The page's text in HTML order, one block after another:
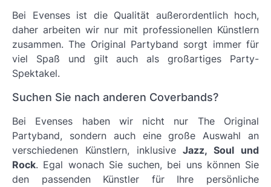
Bei Evenses ist die Qualität außerordentlich hoch,
daher arbeiten wir nur mit professionellen Künstlern
zusammen.The Original Partyband sorgt immer für
viel Spaß und gilt auch als großartiges Party-
Spektakel.
Suchen Sie nach anderen Coverbands?
Bei Evenses haben wir nicht nur The Original
Partyband, sondern auch eine große Auswahl an
verschiedenen Künstlern, inklusiveJazz, Soul und
Rock. Egal wonach Sie suchen, bei uns können Sie
den passenden Künstler für Ihre persönliche